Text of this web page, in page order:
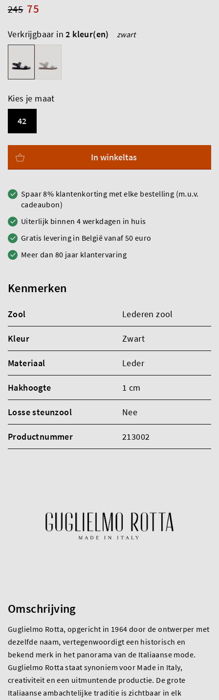
75
245
Verkrijgbaar in2 kleur(en) zwart
Kies je maat
42
In winkeltas
Spaar 8% klantenkorting met elke bestelling (m.u.v.
cadeaubon)
Uiterlijk binnen 4 werkdagen in huis
Gratis levering in België vanaf 50 euro
Meer dan 80 jaar klantervaring
Kenmerken
Zool Lederen zool
Kleur Zwart
Materiaal Leder
Hakhoogte 1 cm
Losse steunzool Nee
Productnummer 213002
Omschrijving
Guglielmo Rotta, opgericht in 1964 door de ontwerper met
dezelfde naam, vertegenwoordigt een historisch en
bekend merk in het panorama van de Italiaanse mode.
Guglielmo Rotta staat synoniem voor Made in Italy,
creativiteit en een uitmuntende productie. De grote
Italiaanse ambachtelijke traditie is zichtbaar in elk